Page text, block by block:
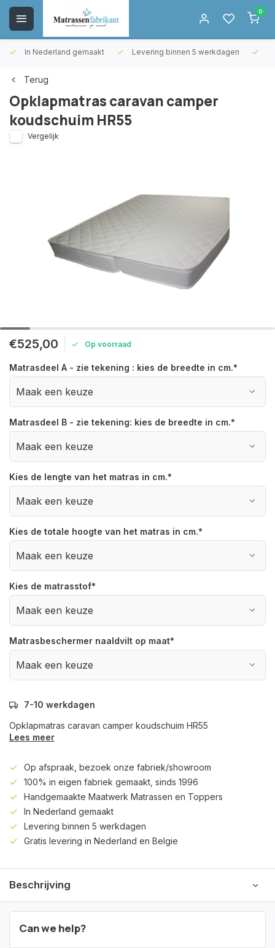
0
In Nederland gemaakt Levering binnen 5 werkdagen
Terug
Opklapmatras caravan camper
koudschuim HR55
Vergelijk
€525,00 Op voorraad
Matrasdeel A - zie tekening : kies de breedte in cm.*
Matrasdeel B - zie tekening: kies de breedte in cm.*
Kies de lengte van het matras in cm.*
Kies de totale hoogte van het matras in cm.*
Kies de matrasstof*
Matrasbeschermer naaldvilt op maat*
7-10 werkdagen
Opklapmatras caravan camper koudschuim HR55
Lees meer
Op afspraak, bezoek onze fabriek/showroom
100% in eigen fabriek gemaakt, sinds 1996
Handgemaakte Maatwerk Matrassen en Toppers
In Nederland gemaakt
Levering binnen 5 werkdagen
Gratis levering in Nederland en Belgie
Beschrijving
Can we help?